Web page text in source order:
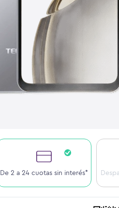
De 2 a 24 cuotas sin interés*